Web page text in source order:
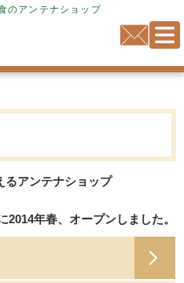
のアンテナショップ
るアンテナショップ
年春、オープンしました。